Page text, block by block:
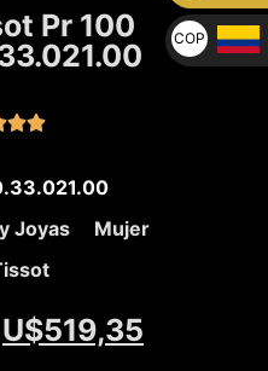
Pr 100

Joyas
Mujer
U$519,35
U$
COP
$